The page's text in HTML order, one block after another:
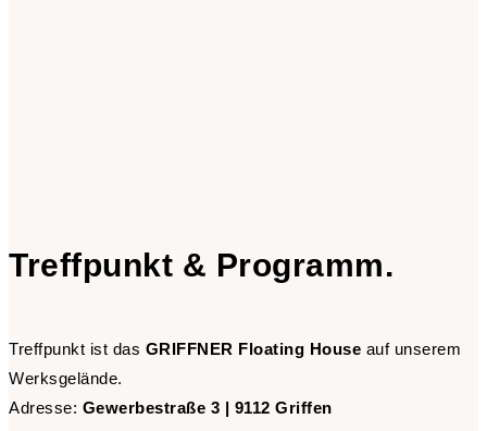
Treffpunkt & Programm.
Treffpunkt ist das GRIFFNER Floating House auf unserem
Werksgelände.
Adresse: Gewerbestraße 3 | 9112 Griffen